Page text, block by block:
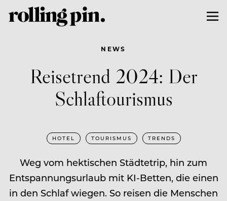
NEWS
Reisetrend 2024: Der
Schlaftourismus
HOTEL TOURISMUS TRENDS
Weg vom hektischen Städtetrip, hin zum
Entspannungsurlaub mit KI-Betten, die einen
in den Schlaf wiegen. So reisen die Menschen